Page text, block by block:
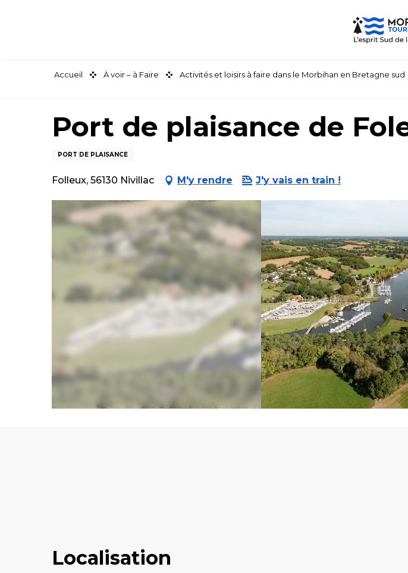
Accueil À voir – à Faire Activités et loisirs à faire dans le Morbihan en Bretagne sud
Port de plaisance de
PORT DE PLAISANCE
Folleux, 56130 Nivillac M'y rendre J'y vais en train !
Localisation